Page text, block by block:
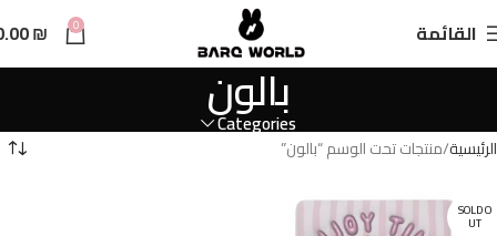
القائمة 0
₪
بالون
Categories
الرئيسية منتجات تحت الوسم “بالون”
SOLD O
UT